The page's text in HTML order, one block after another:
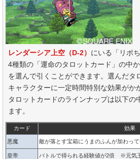
レンダーシア上空（D-2） にいる「リポ
4種類の「運命のタロットカード」の中
を選んで引くことができます。選んだタ
キャラクターに一定時間特別な効果がか
タロットカードのラインナップは以下の
ます。
カード 効果
悪魔 敵が落とす宝箱にうまのふんが加わっ
皇帝 バトルで得られる経験値が2倍 ※元気